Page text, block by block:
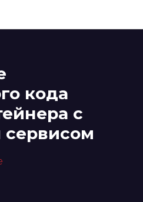
кода
с
сервисом